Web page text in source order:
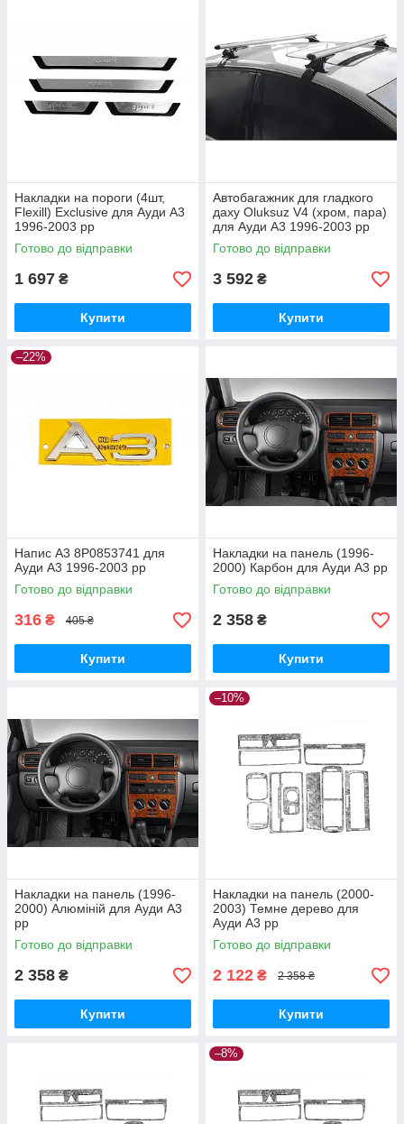
Накладки на пороги (4шт,
Flexill) Exclusive для Ауди A3
1996-2003 рр
Готово до відправки
1 697 ₴
Купити
Автобагажник для гладкого
даху Oluksuz V4 (хром, пара)
для Ауди A3 1996-2003 рр
Готово до відправки
3 592 ₴
Купити
–22%
Напис A3 8P0853741 для
Ауди A3 1996-2003 рр
Готово до відправки
316 ₴ 405 ₴
Купити
Накладки на панель (1996-
2000) Карбон для Ауди A3 рр
Готово до відправки
2 358 ₴
Купити
Накладки на панель (1996-
2000) Алюміній для Ауди A3
рр
Готово до відправки
2 358 ₴
Купити
–10%
Накладки на панель (2000-
2003) Темне дерево для
Ауди A3 рр
Готово до відправки
2 122 ₴ 2 358 ₴
Купити
–8%